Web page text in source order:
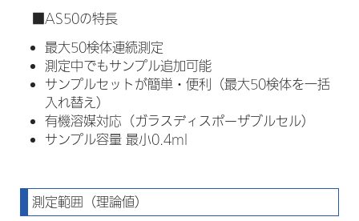
■AS50の特長
最大50検体連続測定
測定中でもサンプル追加可能
サンプルセットが簡単・便利（最大50検体を一括
入れ替え）
有機溶媒対応（ガラスディスポーザブルセル）
サンプル容量 最小0.4ml
測定範囲（理論値）